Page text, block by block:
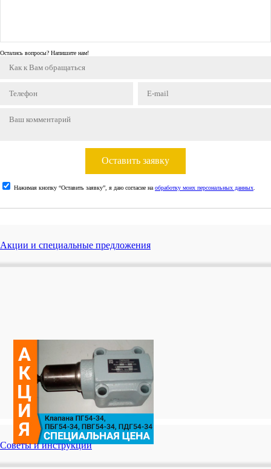
Остались вопросы? Напишите нам!
Оставить заявку
Нажимая кнопку “Оставить заявку”, я даю согласие на обработку моих персональных данных
Акции и специальные предложения
Советы и инструкции